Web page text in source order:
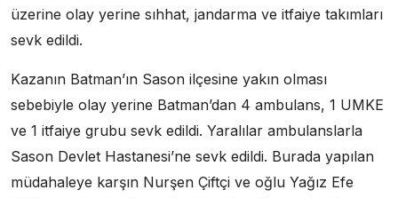
üzerine olay yerine sıhhat, jandarma ve itfaiye takımları
sevk edildi.
Kazanın Batman’ın Sason ilçesine yakın olması
sebebiyle olay yerine Batman’dan 4 ambulans, 1 UMKE
ve 1 itfaiye grubu sevk edildi. Yaralılar ambulanslarla
Sason Devlet Hastanesi’ne sevk edildi. Burada yapılan
müdahaleye karşın Nurşen Çiftçi ve oğlu Yağız Efe